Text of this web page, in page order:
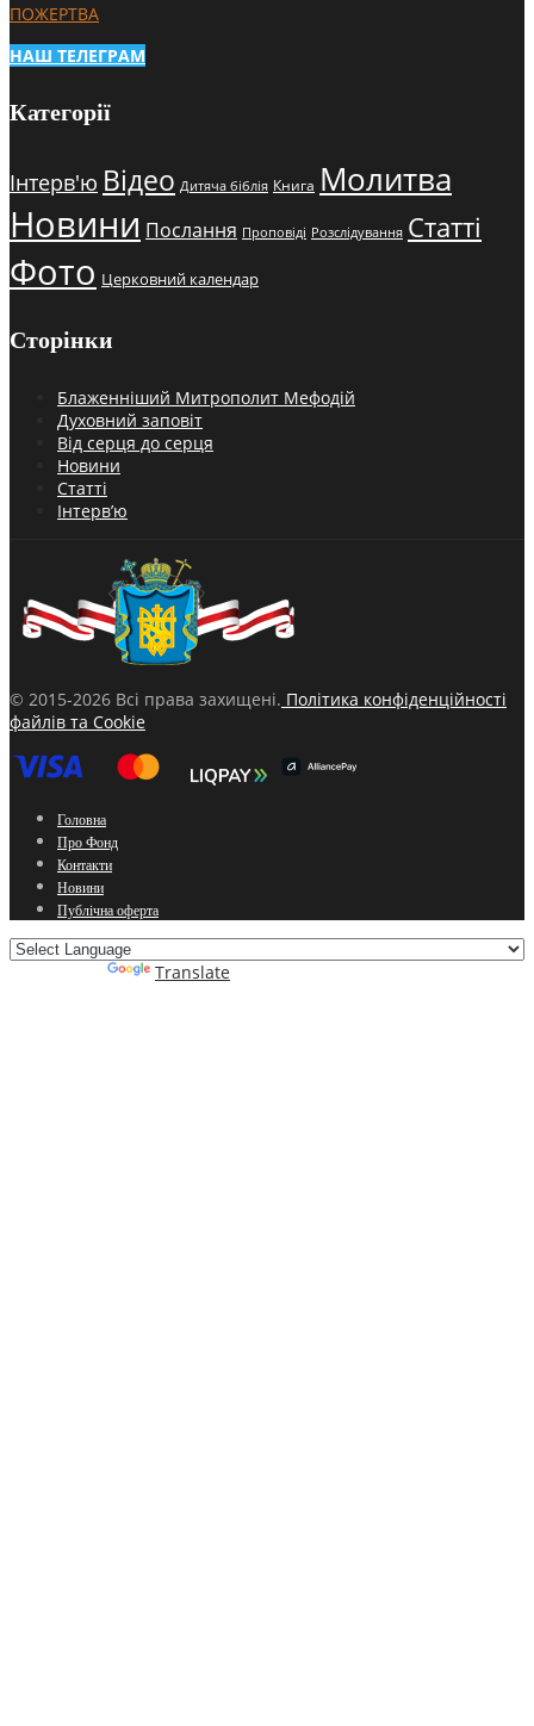
ПОЖЕРТВА
НАШ ТЕЛЕГРАМ
Категорії
Інтерв'ю Відео Дитяча біблія Книга Молитва
Новини Послання Проповіді Розслідування Статті
Фото Церковний календар
Сторінки
Блаженніший Митрополит Мефодій
Духовний заповіт
Від серця до серця
Новини
Статті
Інтерв’ю
© 2015-2026 Всі права захищені. Політика конфіденційності
файлів та Cookie
Головна
Про Фонд
Контакти
Новини
Публічна оферта
Translate